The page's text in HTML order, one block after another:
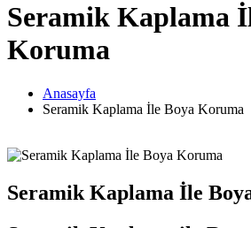
Seramik Kaplama
Koruma
Anasayfa
Seramik Kaplama İle Boya Koruma
Seramik Kaplama İle